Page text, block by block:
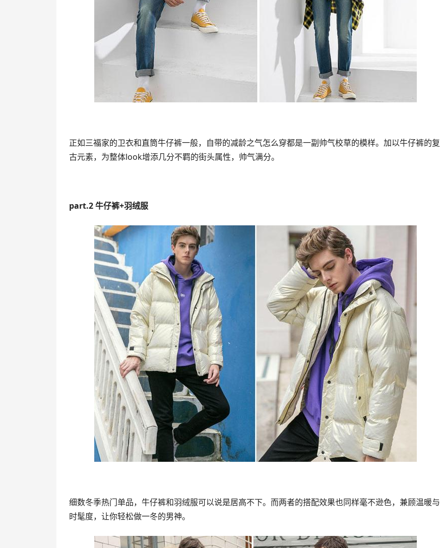
正如三福家的卫衣和直筒牛仔裤一般，自带的减龄之气怎么穿都是一副帅气校草的模样。加以牛仔裤的复
古元素，为整体look增添几分不羁的街头属性，帅气满分。
part.2 牛仔裤+羽绒服
细数冬季热门单品，牛仔裤和羽绒服可以说是居高不下。而两者的搭配效果也同样毫不逊色，兼顾温暖与
时髦度，让你轻松做一冬的男神。